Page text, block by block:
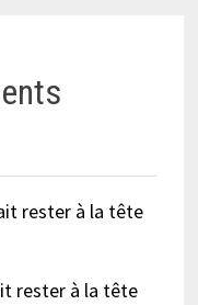
rester à la tête
rester à la tête